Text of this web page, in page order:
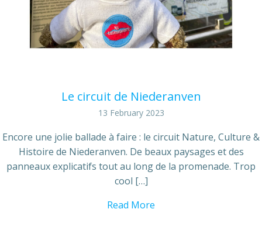
Le circuit de Niederanven
13 February 2023
Encore une jolie ballade à faire : le circuit Nature, Culture &
Histoire de Niederanven. De beaux paysages et des
panneaux explicatifs tout au long de la promenade. Trop
cool […]
Read More